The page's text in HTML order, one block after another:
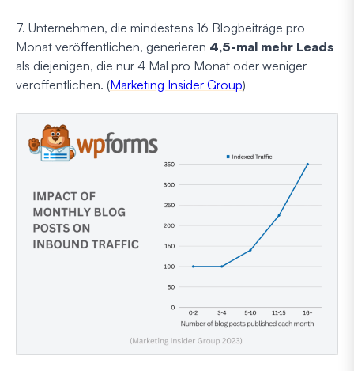
7. Unternehmen, die mindestens 16 Blogbeiträge pro
Monat veröffentlichen, generieren 4,5-mal mehr Leads
als diejenigen, die nur 4 Mal pro Monat oder weniger
veröffentlichen. (Marketing Insider Group)